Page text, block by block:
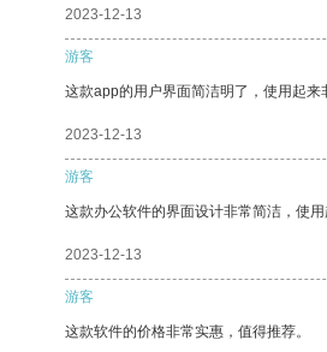
2023-12-13
游客
这款app的用户界面简洁明了，使用起来
2023-12-13
游客
这款办公软件的界面设计非常简洁，使
2023-12-13
游客
这款软件的价格非常实惠，值得推荐。